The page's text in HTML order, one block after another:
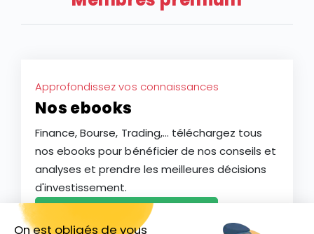
On est obligés de vous
Approfondissez vos connaissances
Nos ebooks
Finance, Bourse, Trading,... téléchargez tous
nos ebooks pour bénéficier de nos conseils et
analyses et prendre les meilleures décisions
d'investissement.
Télécharger les ebooks